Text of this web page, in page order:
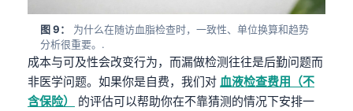
图 9：
为什么在随访血脂检查时，一致性、单位换算和趋势
分析很重要。.
成本与可及性会改变行为，而漏做检测往往是后勤问题而
非医学问题。如果你是自费，我们对 血液检查费用（不
含保险）
的评估可以帮助你在不靠猜测的情况下安排一
한국어
Slovenščina
Magyar
Shqip